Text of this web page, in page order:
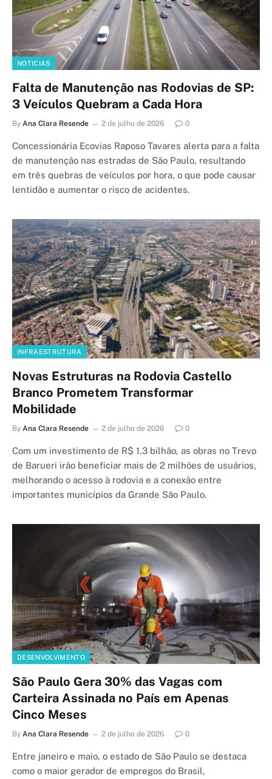
NOTICIAS
Falta de Manutenção nas Rodovias de SP:
3 Veículos Quebram a Cada Hora
By Ana Clara Resende 2 de julho de 2026 0
Concessionária Ecovias Raposo Tavares alerta para a falta
de manutenção nas estradas de São Paulo, resultando
em três quebras de veículos por hora, o que pode causar
lentidão e aumentar o risco de acidentes.
INFRAESTRUTURA
Novas Estruturas na Rodovia Castello
Branco Prometem Transformar
Mobilidade
By Ana Clara Resende 2 de julho de 2026 0
Com um investimento de R$ 1,3 bilhão, as obras no Trevo
de Barueri irão beneficiar mais de 2 milhões de usuários,
melhorando o acesso à rodovia e a conexão entre
importantes municípios da Grande São Paulo.
DESENVOLVIMENTO
São Paulo Gera 30% das Vagas com
Carteira Assinada no País em Apenas
Cinco Meses
By Ana Clara Resende 2 de julho de 2026 0
Entre janeiro e maio, o estado de São Paulo se destaca
como o maior gerador de empregos do Brasil,